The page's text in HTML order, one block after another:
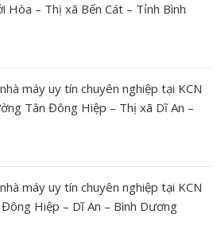
Hòa – Thị xã Bến Cát – Tỉnh Bình
máy uy tín chuyên nghiệp tại KCN
Tân Đông Hiệp – Thị xã Dĩ An –
máy uy tín chuyên nghiệp tại KCN
Hiệp – Dĩ An – Bình Dương